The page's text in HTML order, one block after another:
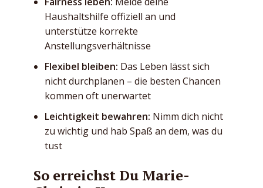
Haushaltshilfe offiziell an und
unterstütze korrekte
Anstellungsverhältnisse
Flexibel bleiben: Das Leben lässt sich
nicht durchplanen – die besten Chancen
kommen oft unerwartet
Leichtigkeit bewahren: Nimm dich nicht
zu wichtig und hab Spaß an dem, was du
tust
So erreichst Du Marie-